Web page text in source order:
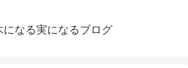
になる実になるブログ